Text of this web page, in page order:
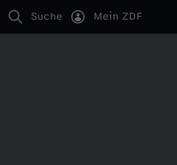
Suche Mein ZDF